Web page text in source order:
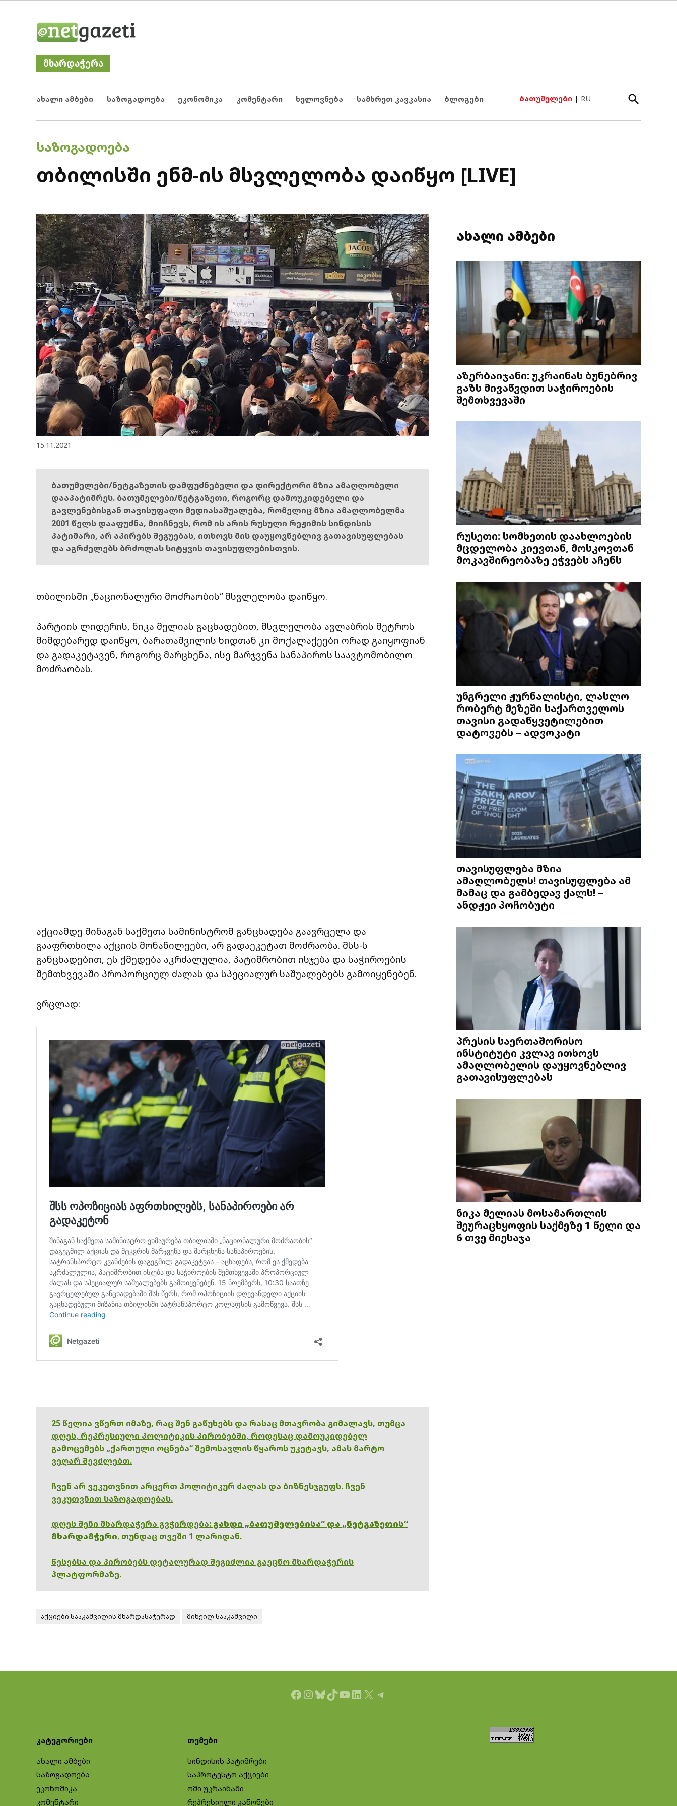
მხარდაჭერა
ახალი ამბები საზოგადოება ეკონომიკა კომენტარი ხელოვნება სამხრეთ კავკასია ბლოგები ბათუმელები | RU
Open
Search
POSTED
ᲡᲐᲖᲝᲒᲐᲓᲝᲔᲑᲐ
თბილისში ენმ-ის მსვლელობა დაიწყო [LIVE]
15.11.2021
ბათუმელები/ნეტგაზეთის დამფუძნებელი და დირექტორი მზია ამაღლობელი
დააპატიმრეს. ბათუმელები/ნეტგაზეთი, როგორც დამოუკიდებელი და
გავლენებისგან თავისუფალი მედიასაშუალება, რომელიც მზია ამაღლობელმა
2001 წელს დააფუძნა, მიიჩნევს, რომ ის არის რუსული რეჟიმის სინდისის
პატიმარი, არ აპირებს შეგუებას, ითხოვს მის დაუყოვნებლივ გათავისუფლებას
და აგრძელებს ბრძოლას სიტყვის თავისუფლებისთვის.
თბილისში „ნაციონალური მოძრაობის“ მსვლელობა დაიწყო.
პარტიის ლიდერის, ნიკა მელიას გაცხადებით, მსვლელობა ავლაბრის მეტროს
მიმდებარედ დაიწყო, ბარათაშვილის ხიდთან კი მოქალაქეები ორად გაიყოფიან
და გადაკეტავენ, როგორც მარცხენა, ისე მარჯვენა სანაპიროს საავტომობილო
მოძრაობას.
აქციამდე შინაგან საქმეთა სამინისტრომ განცხადება გაავრცელა და
გააფრთხილა აქციის მონაწილეები, არ გადაეკეტათ მოძრაობა. შსს-ს
განცხადებით, ეს ქმედება აკრძალულია, პატიმრობით ისჯება და საჭიროების
შემთხვევაში პროპორციულ ძალას და სპეციალურ საშუალებებს გამოიყენებენ.
ვრცლად:
25 წელია ვწერთ იმაზე, რაც შენ გაწუხებს და რასაც მთავრობა გიმალავს, თუმცა
დღეს, რეპრესიული პოლიტიკის პირობებში, როდესაც დამოუკიდებელ
გამოცემებს „ქართული ოცნება“ შემოსავლის წყაროს უკეტავს, ამას მარტო
ვეღარ შევძლებთ.
ჩვენ არ ვეკუთვნით არცერთ პოლიტიკურ ძალას და ბიზნესჯგუფს. ჩვენ
ვეკუთვნით საზოგადოებას.
დღეს შენი მხარდაჭერა გვჭირდება: გახდი „ბათუმელებისა“ და „ნეტგაზეთის“
მხარდამჭერი, თუნდაც თვეში 1 ლარიდან.
წესებსა და პირობებს დეტალურად შეგიძლია გაეცნო მხარდაჭერის
პლატფორმაზე.
აქციები სააკაშვილის მხარდასაჭერად მიხეილ სააკაშვილი
ახალი ამბები
აზერბაიჯანი: უკრაინას ბუნებრივ
გაზს მივაწვდით საჭიროების
შემთხვევაში
რუსეთი: სომხეთის დაახლოების
მცდელობა კიევთან, მოსკოვთან
მოკავშირეობაზე ეჭვებს აჩენს
უნგრელი ჟურნალისტი, ლასლო
რობერტ მეზეში საქართველოს
თავისი გადაწყვეტილებით
დატოვებს – ადვოკატი
თავისუფლება მზია
ამაღლობელს! თავისუფლება ამ
მამაც და გამბედავ ქალს! –
ანდჟეი პოჩობუტი
პრესის საერთაშორისო
ინსტიტუტი კვლავ ითხოვს
ამაღლობელის დაუყოვნებლივ
გათავისუფლებას
ნიკა მელიას მოსამართლის
შეურაცხყოფის საქმეზე 1 წელი და
6 თვე მიესაჯა
Facebook
Instagram
Bluesky
TikTok
YouTube
LinkedIn
X Telegram
კატეგორიები
ახალი ამბები
საზოგადოება
ეკონომიკა
კომენტარი
თემები
სინდისის პატიმრები
საპროტესტო აქციები
ომი უკრაინაში
რეპრესიული კანონები